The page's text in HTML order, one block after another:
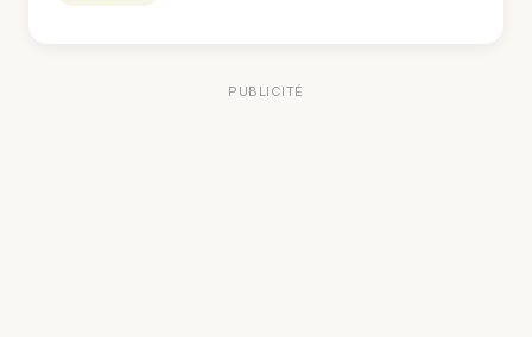
PUBLICITÉ